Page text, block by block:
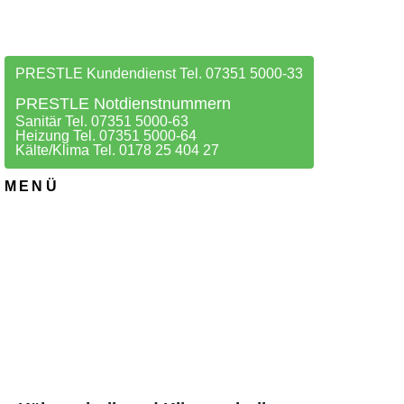
PRESTLE Kundendienst Tel. 07351 5000-33
PRESTLE Notdienstnummern
Sanitär Tel. 07351 5000-63
Heizung Tel. 07351 5000-64
Kälte/Klima Tel. 0178 25 404 27
MENÜ